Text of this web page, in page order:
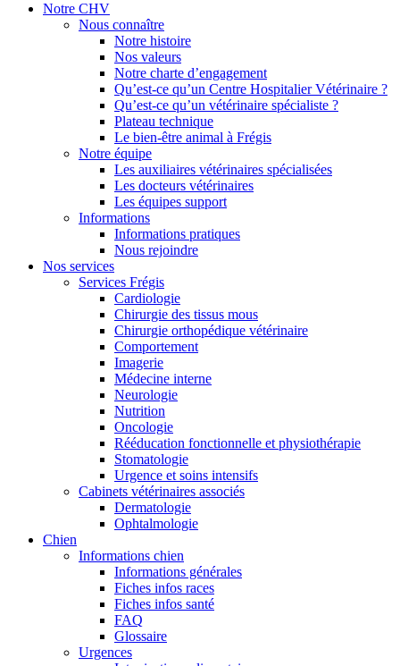
Notre CHV
Nous connaître
Notre histoire
Nos valeurs
Notre charte d’engagement
Qu’est-ce qu’un Centre Hospitalier Vétérinaire ?
Qu’est-ce qu’un vétérinaire spécialiste ?
Plateau technique
Le bien-être animal à Frégis
Notre équipe
Les auxiliaires vétérinaires spécialisées
Les docteurs vétérinaires
Les équipes support
Informations
Informations pratiques
Nous rejoindre
Nos services
Services Frégis
Cardiologie
Chirurgie des tissus mous
Chirurgie orthopédique vétérinaire
Comportement
Imagerie
Médecine interne
Neurologie
Nutrition
Oncologie
Rééducation fonctionnelle et physiothérapie
Stomatologie
Urgence et soins intensifs
Cabinets vétérinaires associés
Dermatologie
Ophtalmologie
Chien
Informations chien
Informations générales
Fiches infos races
Fiches infos santé
FAQ
Glossaire
Urgences